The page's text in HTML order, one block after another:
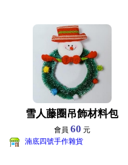
雪人藤圈吊飾材料包
會員 60 元
湳底四號手作雜貨